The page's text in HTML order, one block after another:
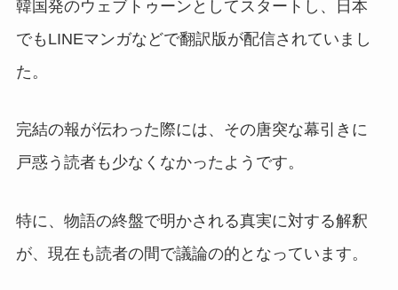
韓国発のウェブトゥーンとしてスタートし、日本
でもLINEマンガなどで翻訳版が配信されていまし
た。
完結の報が伝わった際には、その唐突な幕引きに
戸惑う読者も少なくなかったようです。
特に、物語の終盤で明かされる真実に対する解釈
が、現在も読者の間で議論の的となっています。